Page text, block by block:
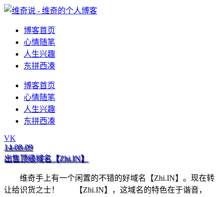
博客首页
心情随笔
人生兴趣
东拼西凑
博客首页
心情随笔
人生兴趣
东拼西凑
VK
14-08-09
出售顶级域名【Zhi.IN】
维奇手上有一个闲置的不错的好域名【Zhi.IN】。现在转
让给识货之士！ 【Zhi.IN】，这域名的特色在于谐音，